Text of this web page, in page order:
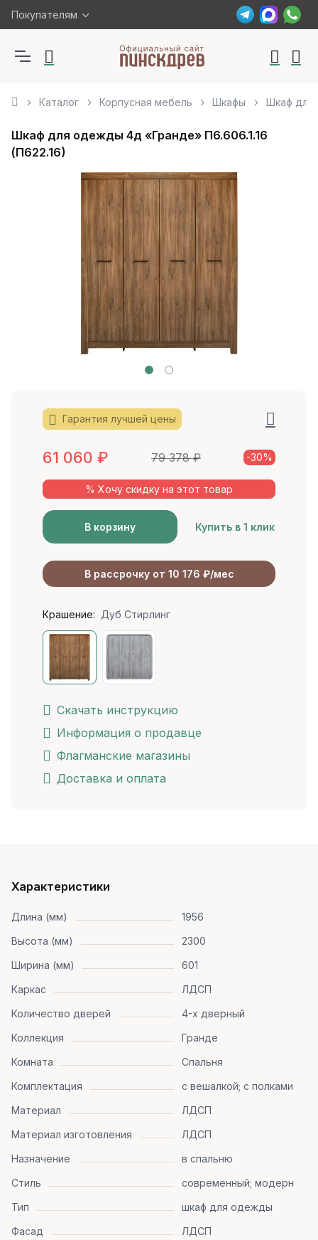
Покупателям
Каталог Корпусная мебель Шкафы Шкаф для
Шкаф для одежды 4д «Гранде» П6.606.1.16
(П622.16)
Гарантия лучшей цены
61 060 ₽ 79 378₽ -30%
% Хочу скидку на этот товар
В корзину Купить в 1 клик
В рассрочку от 10 176 ₽/мес
Крашение: Дуб Стирлинг
Скачать инструкцию
Информация о продавце
Флагманские магазины
Доставка и оплата
Характеристики
Длина (мм)
1956
Высота (мм)
2300
Ширина (мм)
601
Каркас
ЛДСП
Количество дверей
4-х дверный
Коллекция
Гранде
Комната
Спальня
Комплектация
с вешалкой; с полками
Материал
ЛДСП
Материал изготовления
ЛДСП
Назначение
в спальню
Стиль
современный; модерн
Тип
шкаф для одежды
Фасад
ЛДСП